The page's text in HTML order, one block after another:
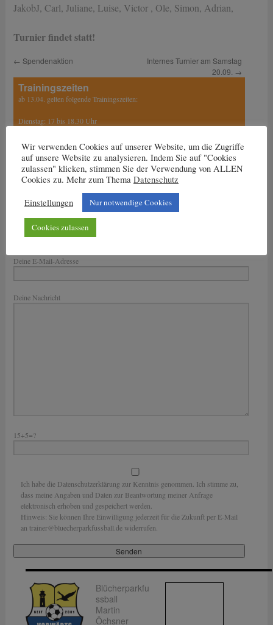
JakobJ, Carl, Juliane, Luise, Victor , Ole, Simon, Adrian,
Turnier findet statt!
← Spendenaktion
Internes Turnier am Samstag
20.09. →
Trainingszeiten
ab 13.04. gelten folgende Trainingszeiten:
Dienstag: 17 bis 18.30 Uhr
Mittwoch und Freitag:
15.30 Uhr bis 17 Uhr
17 Uhr bis 18.30 Uhr
Nachricht an den Trainer
Dein Name
Deine E-Mail-Adresse
Deine Nachricht
15+5=?
Ich habe die Datenschutzerklärung zur Kenntnis genommen. Ich stimme zu,
dass meine Angaben und Daten zur Beantwortung meiner Anfrage
elektronisch erhoben und gespeichert werden.
Hinweis: Sie können Ihre Einwilligung jederzeit für die Zukunft per E-Mail
an trainer@bluecherparkfussball.de widerrufen.
Blücherparkfu
ssball
Martin
Öchsner
Wir verwenden Cookies auf unserer Website, um die Zugriffe
auf unsere Website zu analysieren. Indem Sie auf "Cookies
zulassen" klicken, stimmen Sie der Verwendung von ALLEN
Cookies zu. Mehr zum Thema Datenschutz
Einstellungen
Nur notwendige Cookies
Cookies zulassen